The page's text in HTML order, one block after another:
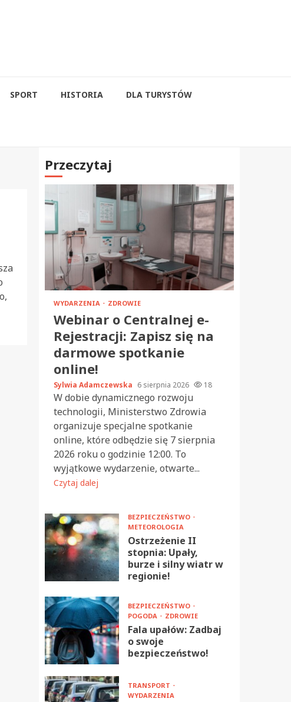
SPORT HISTORIA DLA TURYSTÓW
Przeczytaj
WYDARZENIA ZDROWIE
Webinar o Centralnej e-
Rejestracji: Zapisz się na
darmowe spotkanie
online!
Sylwia Adamczewska 6 sierpnia 2026 18
W dobie dynamicznego rozwoju
technologii, Ministerstwo Zdrowia
organizuje specjalne spotkanie
online, które odbędzie się 7 sierpnia
2026 roku o godzinie 12:00. To
wyjątkowe wydarzenie, otwarte...
Czytaj dalej
BEZPIECZEŃSTWO
METEOROLOGIA
Ostrzeżenie II
stopnia: Upały,
burze i silny wiatr w
regionie!
BEZPIECZEŃSTWO
POGODA
ZDROWIE
Fala upałów: Zadbaj
o swoje
bezpieczeństwo!
TRANSPORT
WYDARZENIA